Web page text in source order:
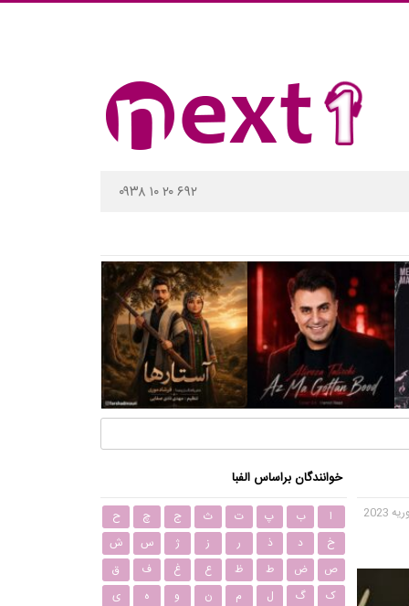
۰۹۳۸ ۱۰ ۲۰ ۶۹۲
خوانندگان براساس الفبا
ا ب پ ت ث ج چ
ح
خ
د ذ ر ز ژ س
ش
ص
ض ط ظ ع غ ف
ق
ک
گ ل م ن و ه ی